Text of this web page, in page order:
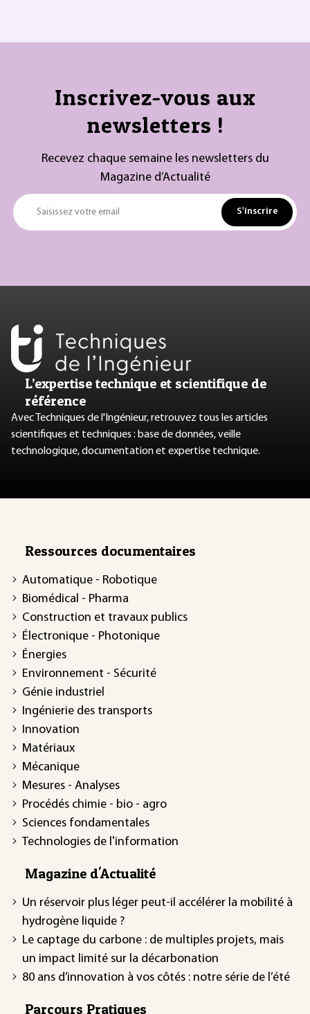
Inscrivez-vous aux
newsletters !
Recevez chaque semaine les newsletters du
Magazine d’Actualité
Saisissez votre email S'inscrire
L’expertise technique et scientifique de
référence
Avec Techniques de l'Ingénieur, retrouvez tous les articles
scientifiques et techniques : base de données, veille
technologique, documentation et expertise technique.
Ressources documentaires
Automatique - Robotique
Biomédical - Pharma
Construction et travaux publics
Électronique - Photonique
Énergies
Environnement - Sécurité
Génie industriel
Ingénierie des transports
Innovation
Matériaux
Mécanique
Mesures - Analyses
Procédés chimie - bio - agro
Sciences fondamentales
Technologies de l'information
Magazine d'Actualité
Un réservoir plus léger peut-il accélérer la mobilité à
hydrogène liquide ?
Le captage du carbone : de multiples projets, mais
un impact limité sur la décarbonation
80 ans d’innovation à vos côtés : notre série de l’été
Parcours Pratiques